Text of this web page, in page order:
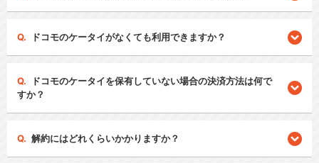
ドコモのケータイがなくても利用できますか？
ドコモのケータイを保有していない場合の決済方法は何で
すか？
解約にはどれくらいかかりますか？